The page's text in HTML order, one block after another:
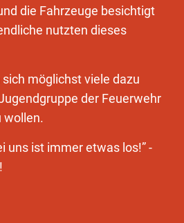
die Fahrzeuge besichtigt
nutzten dieses
möglichst viele dazu
der Feuerwehr
wollen.
uns ist immer etwas los!” -